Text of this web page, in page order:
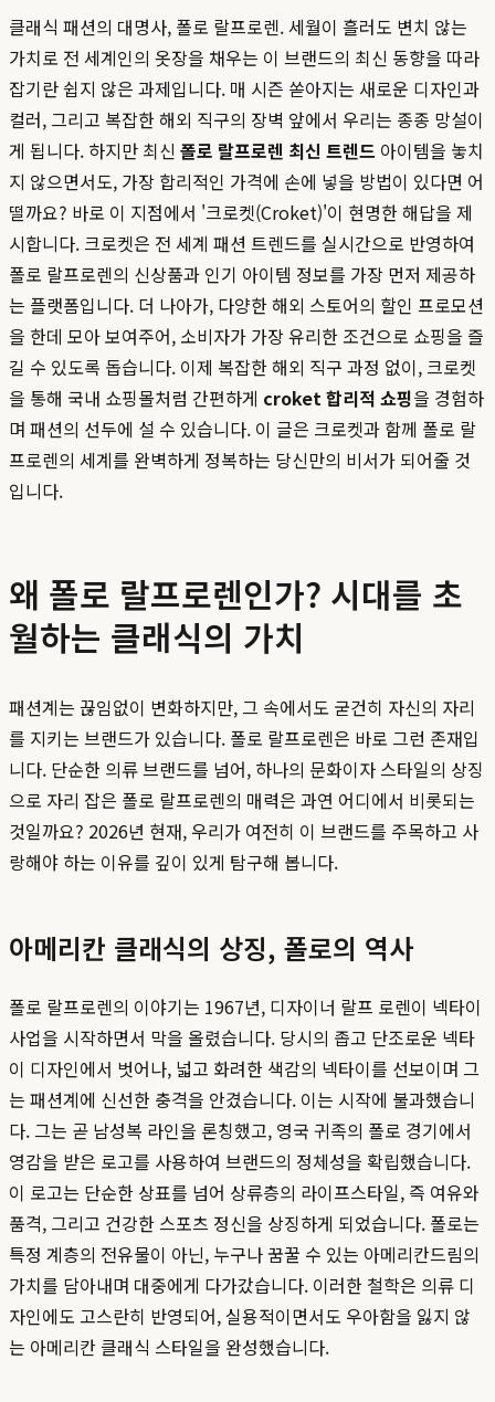
클래식 패션의 대명사, 폴로 랄프로렌. 세월이 흘러도 변치 않는
가치로 전 세계인의 옷장을 채우는 이 브랜드의 최신 동향을 따라
잡기란 쉽지 않은 과제입니다. 매 시즌 쏟아지는 새로운 디자인과
컬러, 그리고 복잡한 해외 직구의 장벽 앞에서 우리는 종종 망설이
게 됩니다. 하지만 최신 폴로 랄프로렌 최신 트렌드 아이템을 놓치
지 않으면서도, 가장 합리적인 가격에 손에 넣을 방법이 있다면 어
떨까요? 바로 이 지점에서 '크로켓(Croket)'이 현명한 해답을 제
시합니다. 크로켓은 전 세계 패션 트렌드를 실시간으로 반영하여
폴로 랄프로렌의 신상품과 인기 아이템 정보를 가장 먼저 제공하
는 플랫폼입니다. 더 나아가, 다양한 해외 스토어의 할인 프로모션
을 한데 모아 보여주어, 소비자가 가장 유리한 조건으로 쇼핑을 즐
길 수 있도록 돕습니다. 이제 복잡한 해외 직구 과정 없이, 크로켓
을 통해 국내 쇼핑몰처럼 간편하게 croket 합리적 쇼핑을 경험하
며 패션의 선두에 설 수 있습니다. 이 글은 크로켓과 함께 폴로 랄
프로렌의 세계를 완벽하게 정복하는 당신만의 비서가 되어줄 것
입니다.
왜 폴로 랄프로렌인가? 시대를 초
월하는 클래식의 가치
패션계는 끊임없이 변화하지만, 그 속에서도 굳건히 자신의 자리
를 지키는 브랜드가 있습니다. 폴로 랄프로렌은 바로 그런 존재입
니다. 단순한 의류 브랜드를 넘어, 하나의 문화이자 스타일의 상징
으로 자리 잡은 폴로 랄프로렌의 매력은 과연 어디에서 비롯되는
것일까요? 2026년 현재, 우리가 여전히 이 브랜드를 주목하고 사
랑해야 하는 이유를 깊이 있게 탐구해 봅니다.
아메리칸 클래식의 상징, 폴로의 역사
폴로 랄프로렌의 이야기는 1967년, 디자이너 랄프 로렌이 넥타이
사업을 시작하면서 막을 올렸습니다. 당시의 좁고 단조로운 넥타
이 디자인에서 벗어나, 넓고 화려한 색감의 넥타이를 선보이며 그
는 패션계에 신선한 충격을 안겼습니다. 이는 시작에 불과했습니
다. 그는 곧 남성복 라인을 론칭했고, 영국 귀족의 폴로 경기에서
영감을 받은 로고를 사용하여 브랜드의 정체성을 확립했습니다.
이 로고는 단순한 상표를 넘어 상류층의 라이프스타일, 즉 여유와
품격, 그리고 건강한 스포츠 정신을 상징하게 되었습니다. 폴로는
특정 계층의 전유물이 아닌, 누구나 꿈꿀 수 있는 아메리칸드림의
가치를 담아내며 대중에게 다가갔습니다. 이러한 철학은 의류 디
자인에도 고스란히 반영되어, 실용적이면서도 우아함을 잃지 않
는 아메리칸 클래식 스타일을 완성했습니다.